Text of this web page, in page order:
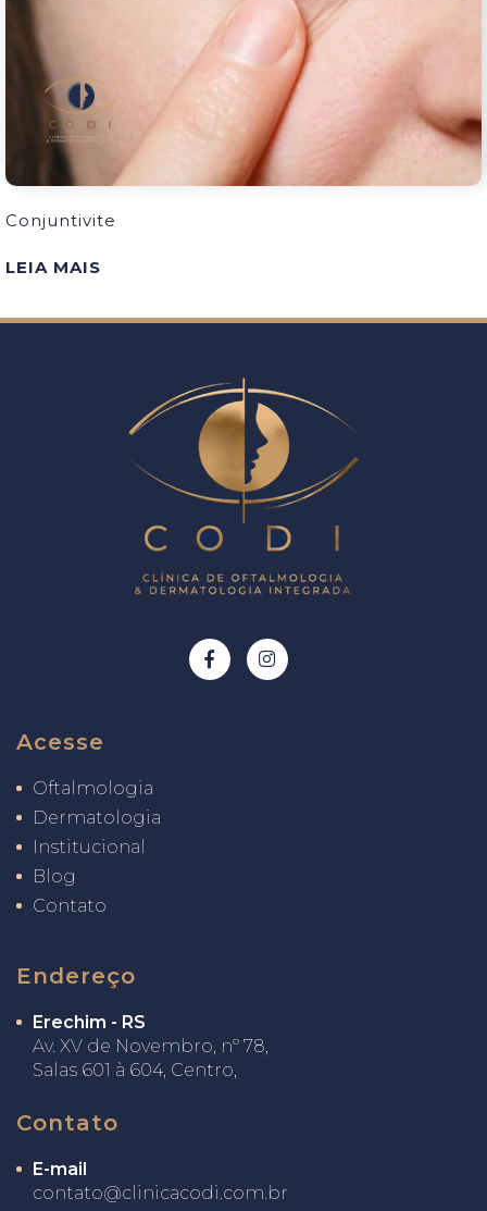
Conjuntivite
LEIA MAIS
Acesse
Oftalmologia
Dermatologia
Institucional
Blog
Contato
Endereço
Erechim - RS
Av. XV de Novembro, nº 78,
Salas 601 à 604, Centro,
Contato
E-mail
contato@clinicacodi.com.br